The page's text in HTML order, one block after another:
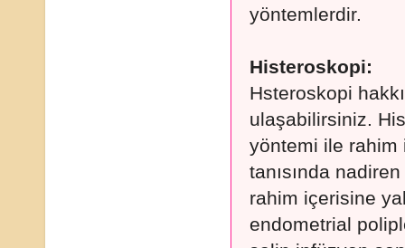
yöntemlerdir.
Histeroskopi:
Hsteroskopi
ulaşabilirsiniz.
yöntemi ile rahim
tanısında
rahim içerisine
endometrial